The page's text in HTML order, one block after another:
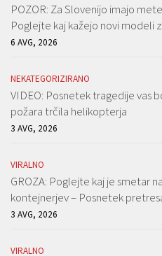
POZOR: Za Slovenijo imajo
Poglejte kaj kažejo novi modeli
6 AVG, 2026
NEKATEGORIZIRANO
VIDEO: Posnetek tragedije vas
požara trčila helikopterja
3 AVG, 2026
VIRALNO
GROZA: Poglejte kaj je smetar
kontejnerjev – Posnetek
3 AVG, 2026
VIRALNO